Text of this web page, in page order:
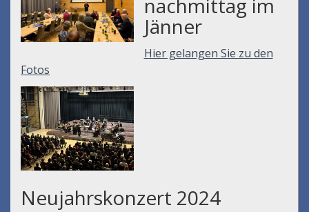
nachmittag im
Jänner
Hier gelangen Sie zu den
Fotos
Neujahrskonzert 2024